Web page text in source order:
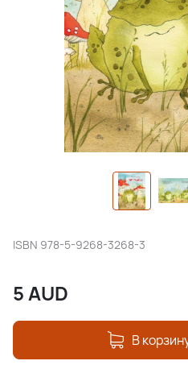
ISBN 978-5-9268-3268-3
5AUD
В